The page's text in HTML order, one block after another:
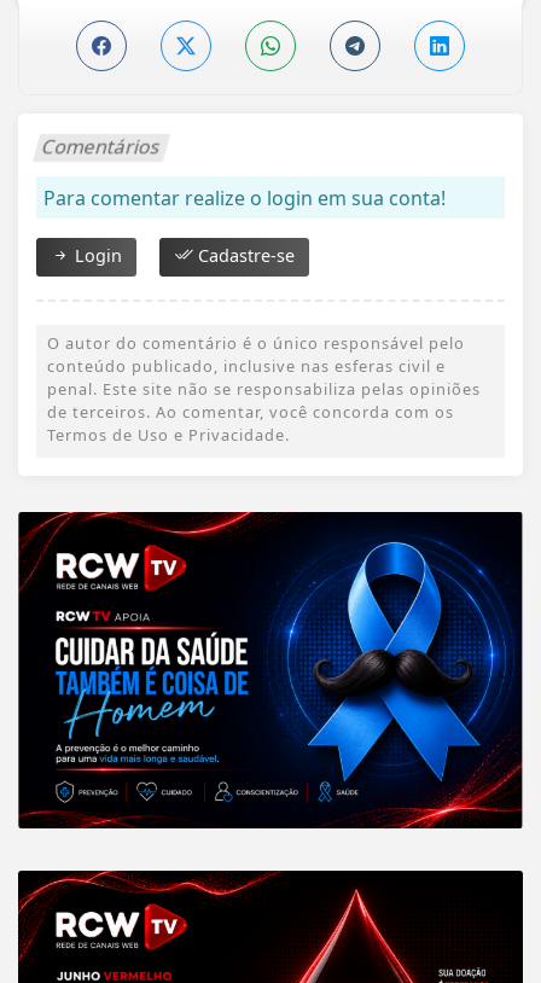
Comentários
Para comentar realize o login em sua conta!
Login Cadastre-se
O autor do comentário é o único responsável pelo
conteúdo publicado, inclusive nas esferas civil e
penal. Este site não se responsabiliza pelas opiniões
de terceiros. Ao comentar, você concorda com os
Termos de Uso e Privacidade.